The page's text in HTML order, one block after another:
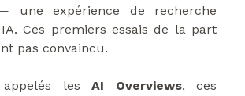
une expérience de recherche
Ces premiers essais de la part
pas convaincu.
appelés lesAI Overviews, ces